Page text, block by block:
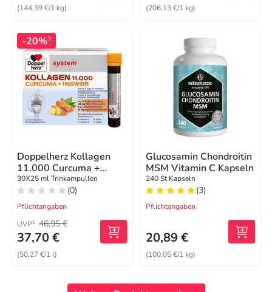
(144,39 €/1 kg) (206,13 €/1 kg)
-20%3
Doppelherz Kollagen
11.000 Curcuma +
Ingwer System
Trinkampullen
30X25 ml Trinkampullen
(0)
Pflichtangaben
UVP1 46,95 €
37,70 €
(50,27 €/1 l)
Glucosamin Chondroitin
MSM Vitamin C Kapseln
240 St Kapseln
(3)
Pflichtangaben
20,89 €
(100,05 €/1 kg)